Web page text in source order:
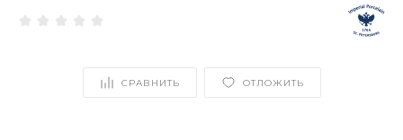
СРАВНИТЬ ОТЛОЖИТЬ